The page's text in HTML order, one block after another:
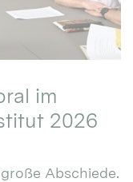
im
2026
Abschiede.